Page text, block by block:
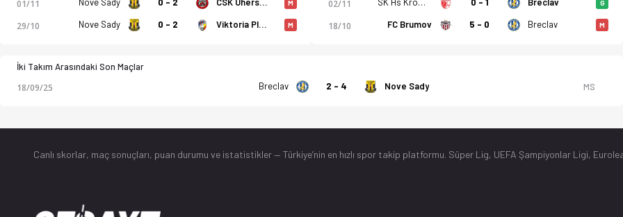
01/11 Nove Sady 0 - 2 CSK Uhersky Brod M
29/10 Nove Sady 0 - 2 Viktoria Plzen M
02/11 SK Hs Kromeriz B 0 - 1 Breclav G
18/10 FC Brumov 5 - 0 Breclav M
İki Takım Arasındaki Son Maçlar
18/09/25 Breclav 2 - 4 Nove Sady MS
Canlı skorlar, maç sonuçları, puan durumu ve istatistikler — Türkiye’nin en hızlı spor takip platformu. Süper Lig, UEFA Şampiyonlar Ligi,